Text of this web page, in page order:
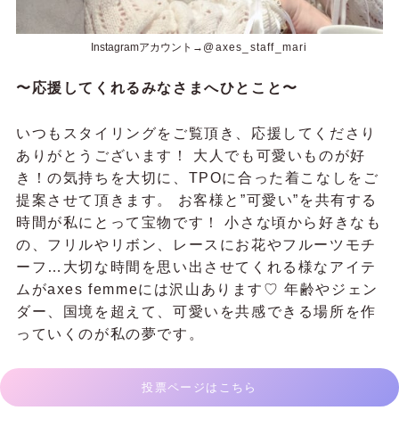
Instagramアカウント→ @axes_staff_mari
〜応援してくれるみなさまへひとこと〜
いつもスタイリングをご覧頂き、応援してくださり
ありがとうございます！ 大人でも可愛いものが好
き！の気持ちを大切に、TPOに合った着こなしをご
提案させて頂きます。 お客様と”可愛い”を共有する
時間が私にとって宝物です！ 小さな頃から好きなも
の、フリルやリボン、レースにお花やフルーツモチ
ーフ…大切な時間を思い出させてくれる様なアイテ
ムがaxes femmeには沢山あります♡ 年齢やジェン
ダー、国境を超えて、可愛いを共感できる場所を作
っていくのが私の夢です。
投票ページはこちら